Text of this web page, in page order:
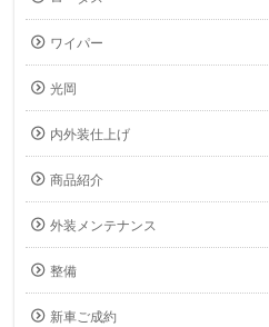
ワイパー
光岡
内外装仕上げ
商品紹介
外装メンテナンス
整備
新車ご成約